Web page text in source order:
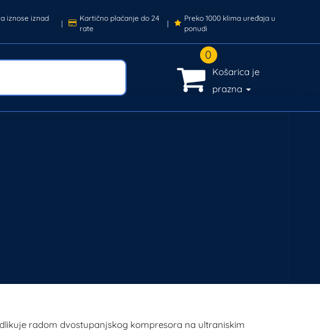
iznose iznad
|
Kartično plaćanje do 24
rate
|
Preko 1000 klima uređaja u
ponudi
0
Košarica je
prazna
radom dvostupanjskog kompresora na ultraniskim